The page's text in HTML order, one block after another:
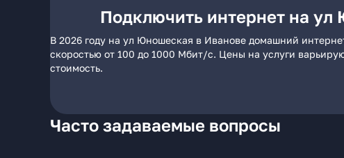
Подключить интернет на
В 2026 году на ул Юношеская в Иванове домашний
скоростью от 100 до 1000 Мбит/с. Цены на услуги
стоимость.
Часто задаваемые вопросы